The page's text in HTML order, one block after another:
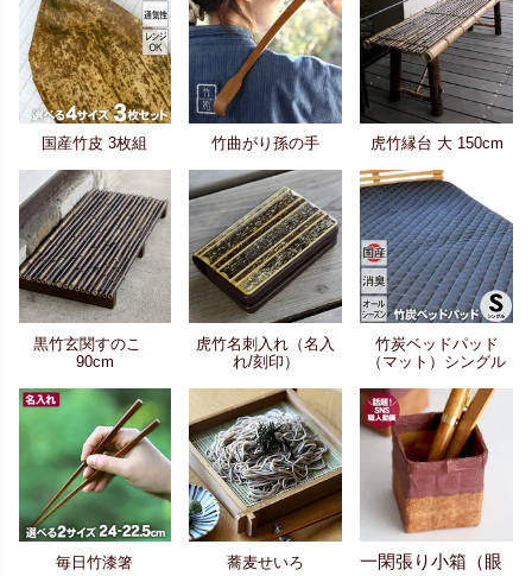
国産竹皮 3枚組 竹曲がり孫の手 虎竹縁台 大 150cm
黒竹玄関すのこ
90cm
虎竹名刺入れ（名入
れ/刻印）
竹炭ベッドパッド
（マット）シングル
毎日竹漆箸 蕎麦せいろ
一閑張り小箱（眼